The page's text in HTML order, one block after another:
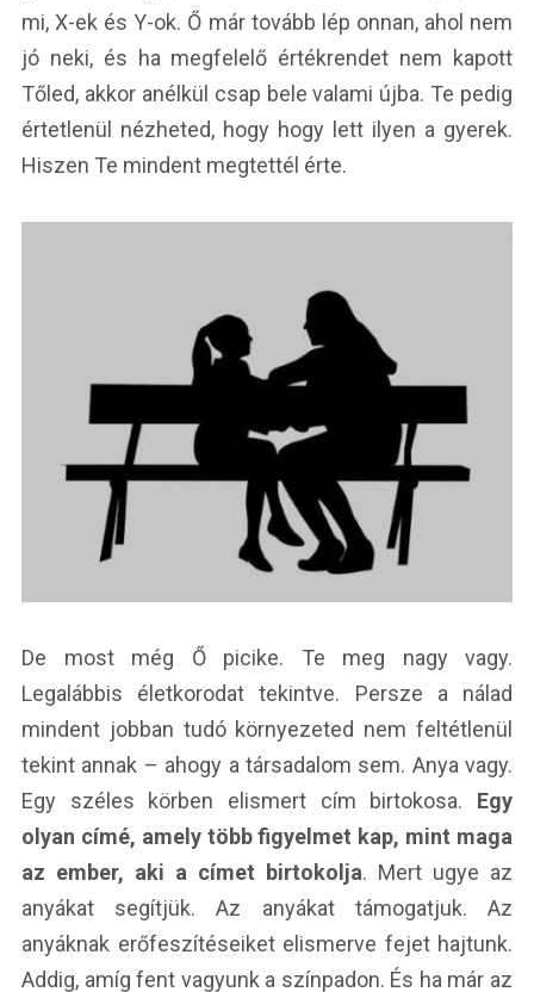
mi, X-ek és Y-ok. Ő már tovább lép onnan, ahol nem
jó neki, és ha megfelelő értékrendet nem kapott
Tőled, akkor anélkül csap bele valami újba. Te pedig
értetlenül nézheted, hogy hogy lett ilyen a gyerek.
Hiszen Te mindent megtettél érte.
De most még Ő picike. Te meg nagy vagy.
Legalábbis életkorodat tekintve. Persze a nálad
mindent jobban tudó környezeted nem feltétlenül
tekint annak – ahogy a társadalom sem. Anya vagy.
Egy széles körben elismert cím birtokosa. Egy
olyan címé, amely több figyelmet kap, mint maga
az ember, aki a címet birtokolja. Mert ugye az
anyákat segítjük. Az anyákat támogatjuk. Az
anyáknak erőfeszítéseiket elismerve fejet hajtunk.
Addig, amíg fent vagyunk a színpadon. És ha már az